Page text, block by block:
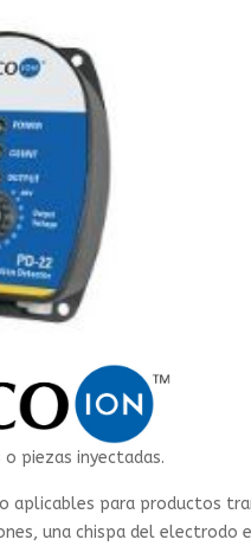
piezas inyectadas.
para productos
una chispa del electrodo